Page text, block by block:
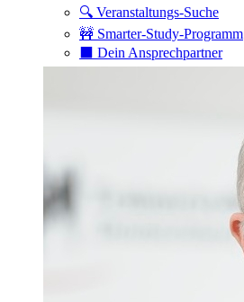
🔍 Veranstaltungs-Suche
🚧 Smarter-Study-Programm
⬛️ Dein Ansprechpartner